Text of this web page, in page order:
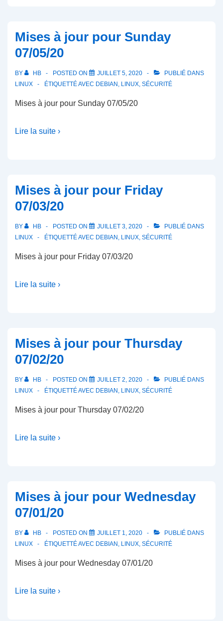
Mises à jour pour Sunday
07/05/20
BY HB POSTED ON JUILLET 5, 2020
PUBLIÉ DANS
LINUX
ÉTIQUETTÉ AVEC DEBIAN , LINUX, SÉCURITÉ
Mises à jour pour Sunday 07/05/20
Lire la suite ›
Mises à jour pour Friday
07/03/20
BY HB POSTED ON JUILLET 3, 2020
PUBLIÉ DANS
LINUX
ÉTIQUETTÉ AVEC DEBIAN , LINUX, SÉCURITÉ
Mises à jour pour Friday 07/03/20
Lire la suite ›
Mises à jour pour Thursday
07/02/20
BY HB POSTED ON JUILLET 2, 2020
PUBLIÉ DANS
LINUX
ÉTIQUETTÉ AVEC DEBIAN , LINUX, SÉCURITÉ
Mises à jour pour Thursday 07/02/20
Lire la suite ›
Mises à jour pour Wednesday
07/01/20
BY HB POSTED ON JUILLET 1, 2020
PUBLIÉ DANS
LINUX
ÉTIQUETTÉ AVEC DEBIAN , LINUX, SÉCURITÉ
Mises à jour pour Wednesday 07/01/20
Lire la suite ›